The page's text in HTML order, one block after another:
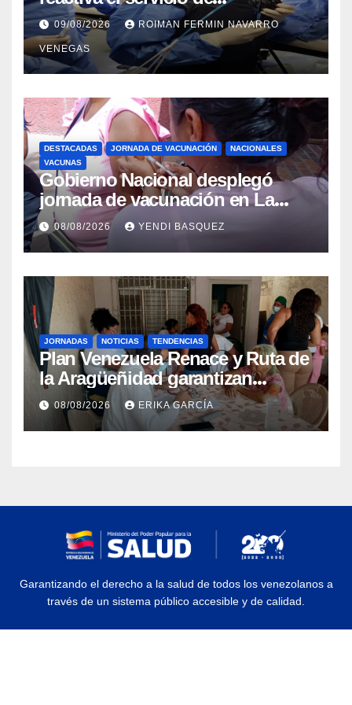
Colangiopancreatografía
Retrógrada Endoscópica para
beneficiar a cientos de pacientes
09/08/2026 ROIMAN FERMIN NAVARRO
VENEGAS
DESTACADAS JORNADA DE VACUNACIÓN
NACIONALES
VACUNAS
Gobierno Nacional desplegó
jornada de vacunación en La
Guaira para garantizar protección
epidemiológica
08/08/2026 YENDI BASQUEZ
JORNADAS NOTICIAS TENDENCIAS
Plan Venezuela Renace y Ruta de
la Aragüeñidad garantizan
atención médica integral en
Aragua
08/08/2026 ERIKA GARCÍA
Garantizando el derecho a la salud de todos los venezolanos a
través de un sistema público accesible y de calidad.